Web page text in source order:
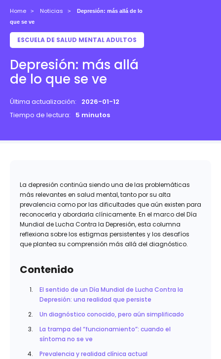
Home Noticias
Depresión: más allá de lo
que se ve
ESCUELA DE SALUD MENTAL ADULTOS
Depresión: más allá
de lo que se ve
Última actualización:
2026-01-12
Tiempo de lectura:
5 minutos
La depresión continúa siendo una de las problemáticas
más relevantes en salud mental, tanto por su alta
prevalencia como por las dificultades que aún existen para
reconocerla y abordarla clínicamente. En el marco del Día
Mundial de Lucha Contra la Depresión, esta columna
reflexiona sobre los estigmas persistentes y los desafíos
que plantea su comprensión más allá del diagnóstico.
Contenido
El sentido de un Día Mundial de Lucha Contra la
Depresión: una realidad que persiste
Un diagnóstico conocido, pero aún simplificado
La trampa del “funcionamiento”: cuando el
síntoma no se ve
Prevalencia y realidad clínica actual